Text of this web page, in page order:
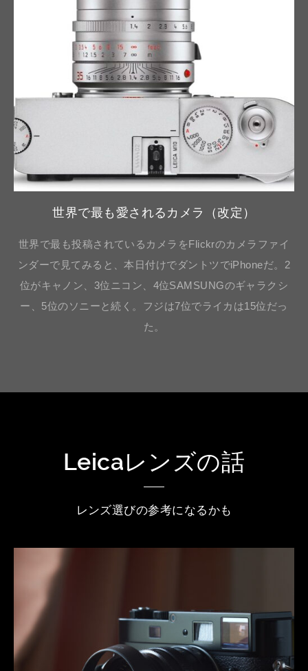
世界で最も愛されるカメラ（改定）
世界で最も投稿されているカメラをFlickrのカメラファイ
ンダーで見てみると、本日付けでダントツでiPhoneだ。2
位がキャノン、3位ニコン、4位SAMSUNGのギャラクシ
ー、5位のソニーと続く。フジは7位でライカは15位だっ
た。
Leicaレンズの話
レンズ選びの参考になるかも